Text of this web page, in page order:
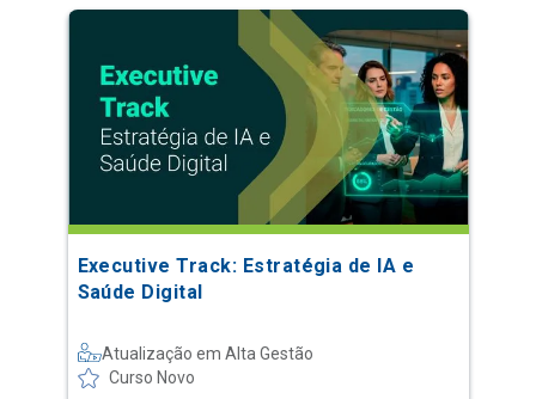
Executive Track: Estratégia de IA e
Saúde Digital
Atualização em Alta Gestão
Curso Novo